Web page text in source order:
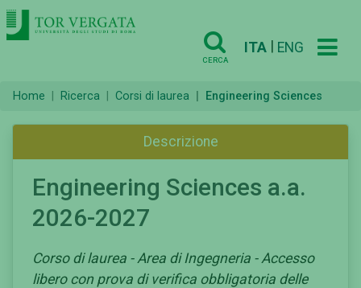
CERCA
ITA ENG
Home Ricerca Corsi di laurea Engineering Sciences
Descrizione
Engineering Sciences a.a.
2026-2027
Corso di laurea - Area di Ingegneria - Accesso
libero con prova di verifica obbligatoria delle